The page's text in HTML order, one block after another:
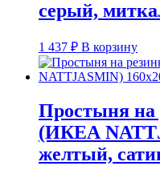
серый,
1 437 ₽ В корзину
Простыня
(ИКЕА
желтый,